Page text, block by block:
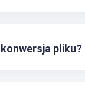
pliku?